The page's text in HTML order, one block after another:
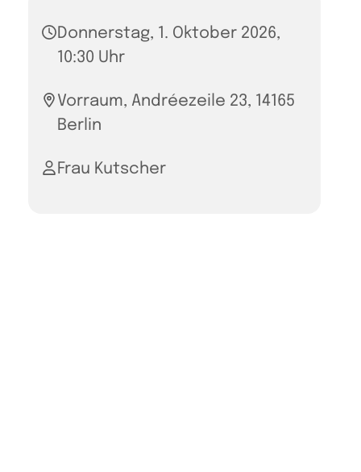
Donnerstag, 1. Oktober 2026,
10:30 Uhr
Vorraum, Andréezeile 23, 14165
Berlin
Frau Kutscher